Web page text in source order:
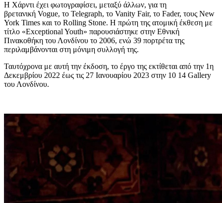
Η Χάρντι έχει φωτογραφίσει, μεταξύ άλλων, για τη
βρετανική Vogue, το Telegraph, το Vanity Fair, το Fader, τους New
York Times και το Rolling Stone. Η πρώτη της ατομική έκθεση με
τίτλο «Exceptional Youth» παρουσιάστηκε στην Εθνική
Πινακοθήκη του Λονδίνου το 2006, ενώ 39 πορτρέτα της
περιλαμβάνονται στη μόνιμη συλλογή της.
Ταυτόχρονα με αυτή την έκδοση, το έργο της εκτίθεται από την 1η
Δεκεμβρίου 2022 έως τις 27 Ιανουαρίου 2023 στην 10 14 Gallery
του Λονδίνου.